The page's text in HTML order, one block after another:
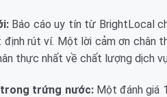
Báo cáo uy tín từ BrightLocal
rút ví. Một lời cảm ơn chân
thực nhất về chất lượng dịch
trứng nước:Một đánh giá